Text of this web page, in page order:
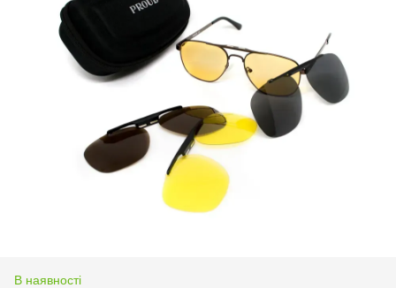
В наявності